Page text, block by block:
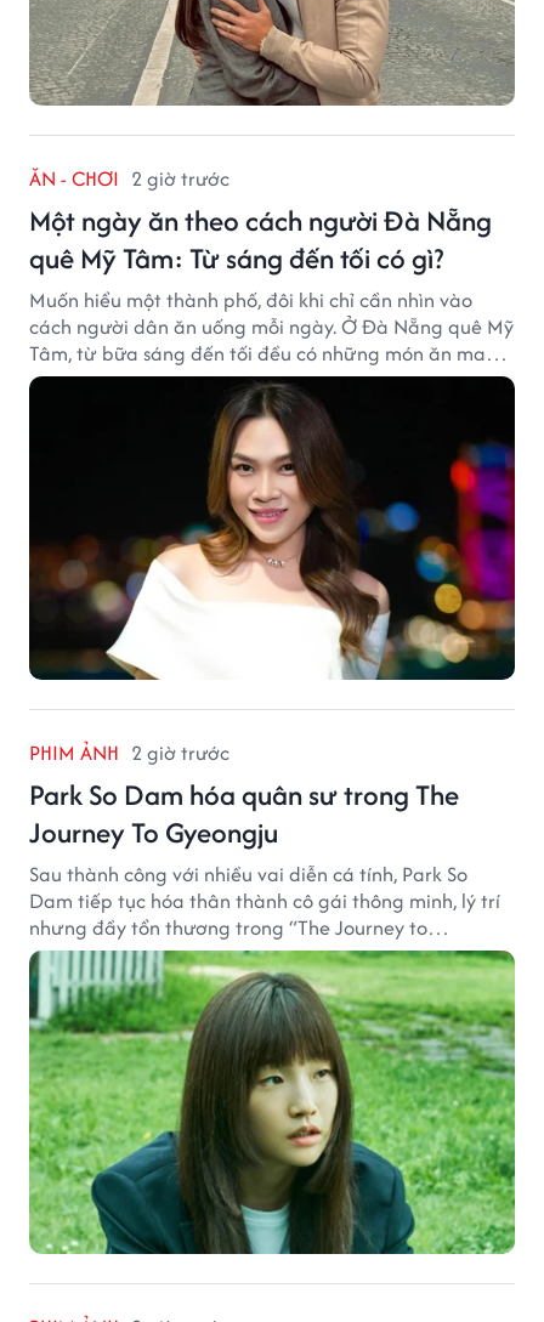
ĂN - CHƠI 2 giờ trước
Một ngày ăn theo cách người Đà Nẵng
quê Mỹ Tâm: Từ sáng đến tối có gì?
Muốn hiểu một thành phố, đôi khi chỉ cần nhìn vào
cách người dân ăn uống mỗi ngày. Ở Đà Nẵng quê Mỹ
Tâm, từ bữa sáng đến tối đều có những món ăn mang
đậm dấu ấn miền Trung.
PHIM ẢNH 2 giờ trước
Park So Dam hóa quân sư trong The
Journey To Gyeongju
Sau thành công với nhiều vai diễn cá tính, Park So
Dam tiếp tục hóa thân thành cô gái thông minh, lý trí
nhưng đầy tổn thương trong “The Journey to
Gyeongju”.